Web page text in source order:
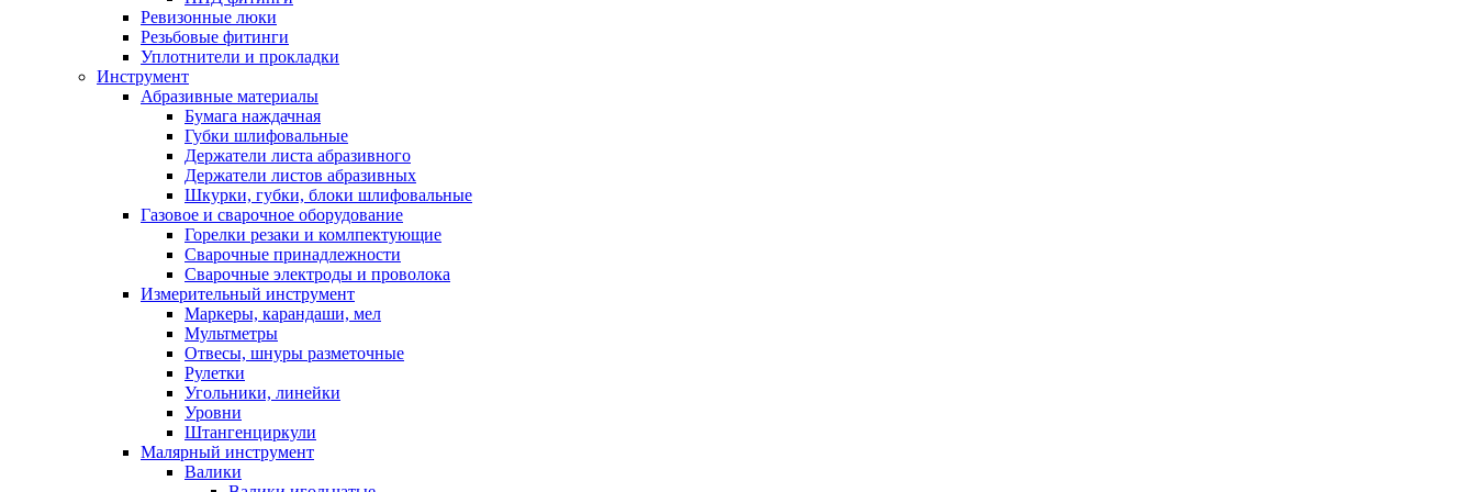
Ревизонные люки
Резьбовые фитинги
Уплотнители и прокладки
Инструмент
Абразивные материалы
Бумага наждачная
Губки шлифовальные
Держатели листа абразивного
Держатели листов абразивных
Шкурки, губки, блоки шлифовальные
Газовое и сварочное оборудование
Горелки резаки и комлпектующие
Сварочные принадлежности
Сварочные электроды и проволока
Измерительный инструмент
Маркеры, карандаши, мел
Мультметры
Отвесы, шнуры разметочные
Рулетки
Угольники, линейки
Уровни
Штангенциркули
Малярный инструмент
Валики